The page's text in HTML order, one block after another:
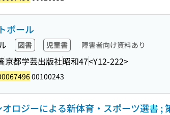
ボール
図書 児童書 障害者向け資料あり
京都学芸出版社昭和47<Y12-222>
00100243
ロジーによる新体育・スポーツ選書 ;